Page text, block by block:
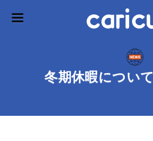
冬期休暇につい